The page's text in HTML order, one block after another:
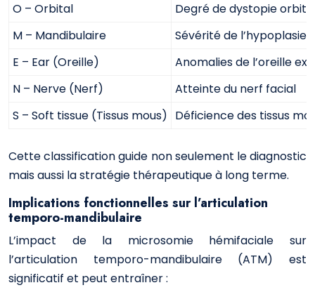
O – Orbital
Degré de dystopie
M – Mandibulaire
Sévérité de l’hypoplasie
E – Ear (Oreille)
Anomalies de l’oreille
N – Nerve (Nerf)
Atteinte du nerf facial
S – Soft tissue (Tissus mous) Déficience des tissus
Cette classification guide non seulement le diagnostic
mais aussi la stratégie thérapeutique à long terme.
Implications fonctionnelles sur l’articulation
temporo-mandibulaire
L’impact de la microsomie hémifaciale sur
l’articulation temporo-mandibulaire (ATM) est
significatif et peut entraîner :